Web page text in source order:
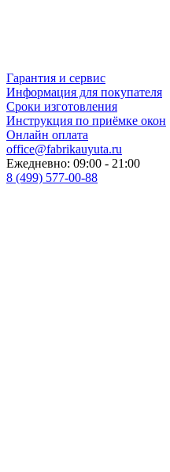
Гарантия и сервис
Информация для покупателя
Сроки изготовления
Инструкция по приёмке окон
Онлайн оплата
office@fabrikauyuta.ru
Ежедневно: 09:00 - 21:00
8 (499) 577-00-88